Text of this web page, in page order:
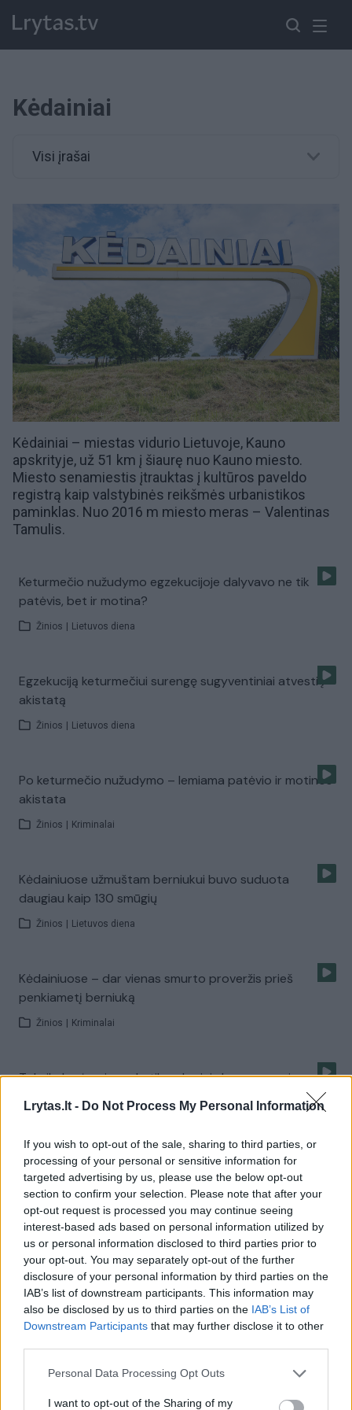
Lrytas.lt - Do Not Process My Personal Information
If you wish to opt-out of the sale, sharing to third parties, or
processing of your personal or sensitive information for
targeted advertising by us, please use the below opt-out
section to confirm your selection. Please note that after your
opt-out request is processed you may continue seeing
interest-based ads based on personal information utilized by
us or personal information disclosed to third parties prior to
your opt-out. You may separately opt-out of the further
disclosure of your personal information by third parties on the
IAB’s list of downstream participants. This information may
also be disclosed by us to third parties on the IAB’s List of
Downstream Participants that may further disclose it to other
Personal Data Processing Opt Outs
I want to opt-out of the Sharing of my
Kėdainiai
Visi įrašai
Kėdainiai – miestas vidurio Lietuvoje, Kauno
apskrityje, už 51 km į šiaurę nuo Kauno miesto.
Miesto senamiestis įtrauktas į kultūros paveldo
registrą kaip valstybinės reikšmės urbanistikos
paminklas. Nuo 2016 m miesto meras – Valentinas
Tamulis.
Keturmečio nužudymo egzekucijoje dalyvavo ne tik
patėvis, bet ir motina?
Žinios Lietuvos diena
Egzekuciją keturmečiui surengę sugyventiniai atvesti į
akistatą
Žinios Lietuvos diena
Po keturmečio nužudymo – lemiama patėvio ir motinos
akistata
Žinios Kriminalai
Kėdainiuose užmuštam berniukui buvo suduota
daugiau kaip 130 smūgių
Žinios Lietuvos diena
Kėdainiuose – dar vienas smurto proveržis prieš
penkiametį berniuką
Žinios Kriminalai
Toksikologė apie narkotikus, kuriais buvo apsvaigę
vaiką užmušę tėvai: jis stimuliuoja agresiją
Policija atvežė Gediminą Kontenį į butą: parodė, kaip
mirtinai sumušė keturmetį
Žinios | Kriminalai
Kėdainiškė po operacijos: „Gydytojau, aš jau smirdžiu
lavonu“
Žinios Lietuvos diena
Prakalbo tyrimą dėl smurto prieš mirusį keturmetį